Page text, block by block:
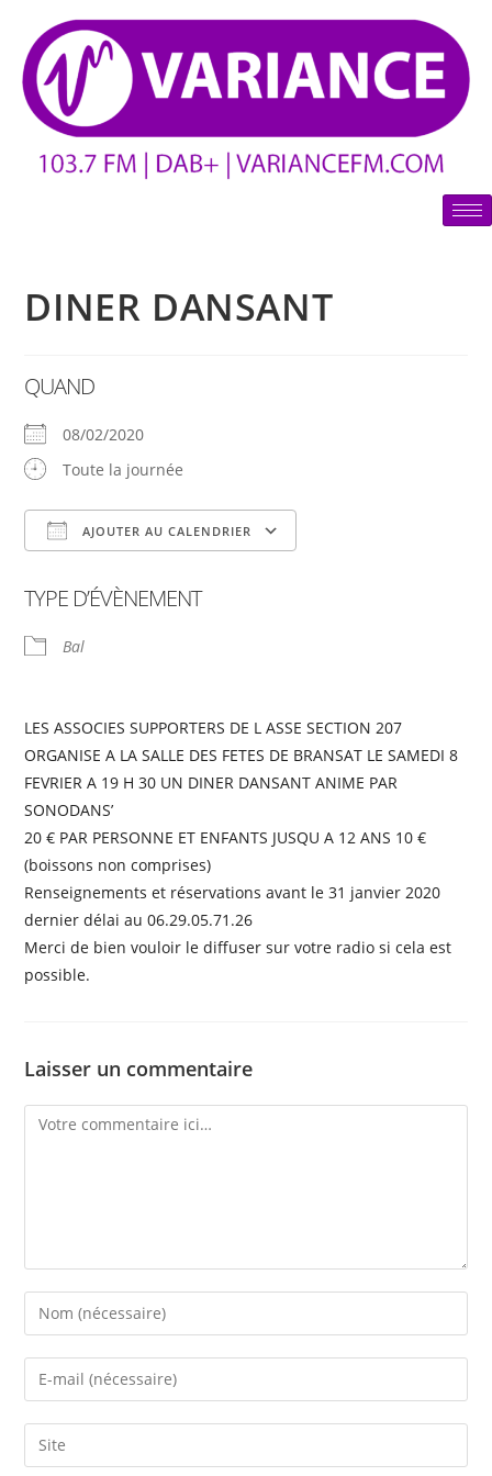
DINER DANSANT
QUAND
08/02/2020
Toute la journée
AJOUTER AU CALENDRIER
TYPE D’ÉVÈNEMENT
Bal
LES ASSOCIES SUPPORTERS DE L ASSE SECTION 207
ORGANISE A LA SALLE DES FETES DE BRANSAT LE SAMEDI 8
FEVRIER A 19 H 30 UN DINER DANSANT ANIME PAR
SONODANS’
20 € PAR PERSONNE ET ENFANTS JUSQU A 12 ANS 10 €
(boissons non comprises)
Renseignements et réservations avant le 31 janvier 2020
dernier délai au 06.29.05.71.26
Merci de bien vouloir le diffuser sur votre radio si cela est
possible.
Laisser un commentaire